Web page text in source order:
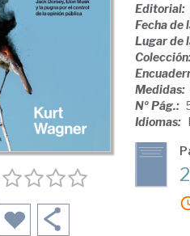
Editorial:
Fecha de
Lugar de
Medidas:
Nº Pág.:
Idiomas: